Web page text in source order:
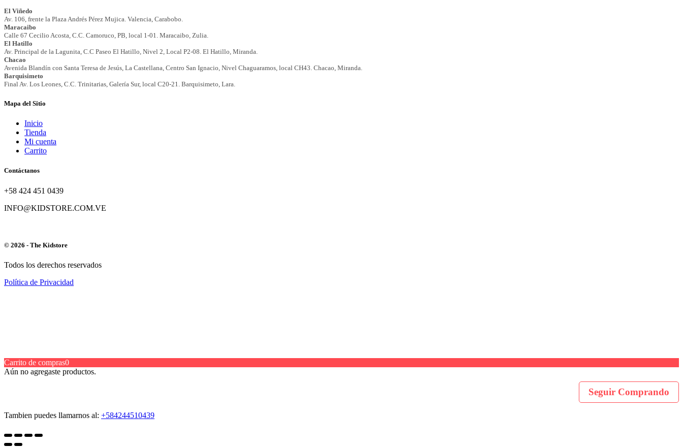
Mapa del Sitio
Inicio
Tienda
Mi cuenta
Carrito
Contáctanos
+58 424 451 0439
INFO@KIDSTORE.COM.VE
© 2026 - The Kidstore
Todos los derechos reservados
Política de Privacidad
Carrito de compras0
Aún no agregaste productos.
Seguir Comprando
Tambien puedes llamarnos al: +584244510439